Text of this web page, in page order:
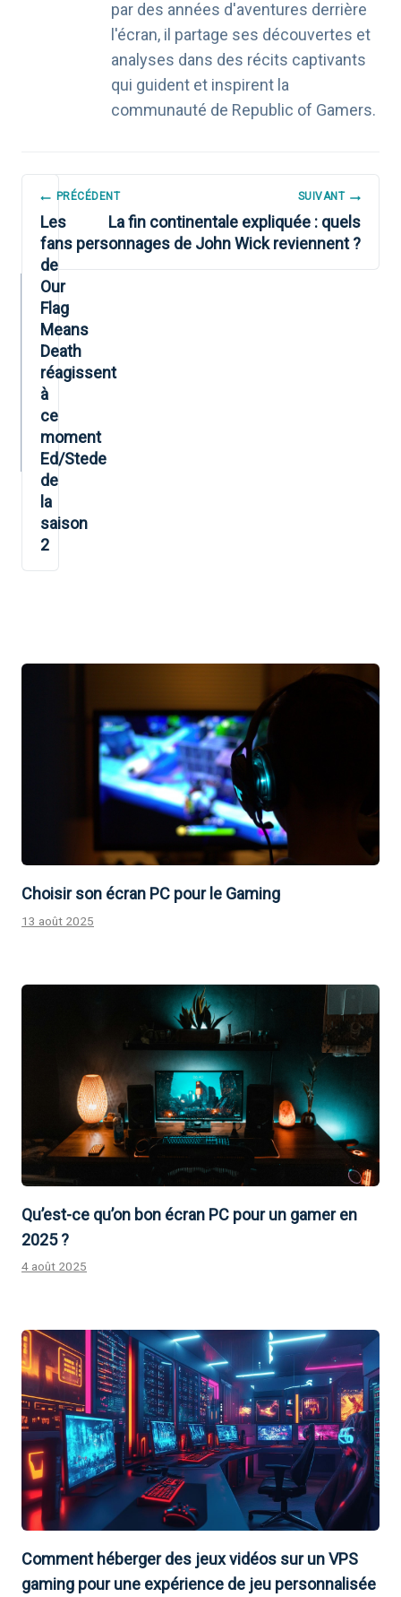
par des années d'aventures derrière
l'écran, il partage ses découvertes et
analyses dans des récits captivants
qui guident et inspirent la
communauté de Republic of Gamers.
NAVIGATION
DE
L’ARTICLE
PRÉCÉDENT
Les
fans
de
Our
Flag
Means
Death
réagissent
à
ce
moment
Ed/Stede
de
la
saison
2
SUIVANT
La fin continentale expliquée : quels
personnages de John Wick reviennent ?
Choisir son écran PC pour le Gaming
13 août 2025
Qu’est-ce qu’on bon écran PC pour un gamer en
2025 ?
4 août 2025
Comment héberger des jeux vidéos sur un VPS
gaming pour une expérience de jeu personnalisée